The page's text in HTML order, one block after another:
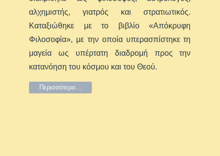
αλχημιστής, γιατρός και στρατιωτικός.
Καταξιώθηκε με το βιβλίο «Απόκρυφη
Φιλοσοφία», με την οποία υπερασπίστηκε τη
μαγεία ως υπέρτατη διαδρομή προς την
κατανόηση του κόσμου και του Θεού.
Περισσότερα...